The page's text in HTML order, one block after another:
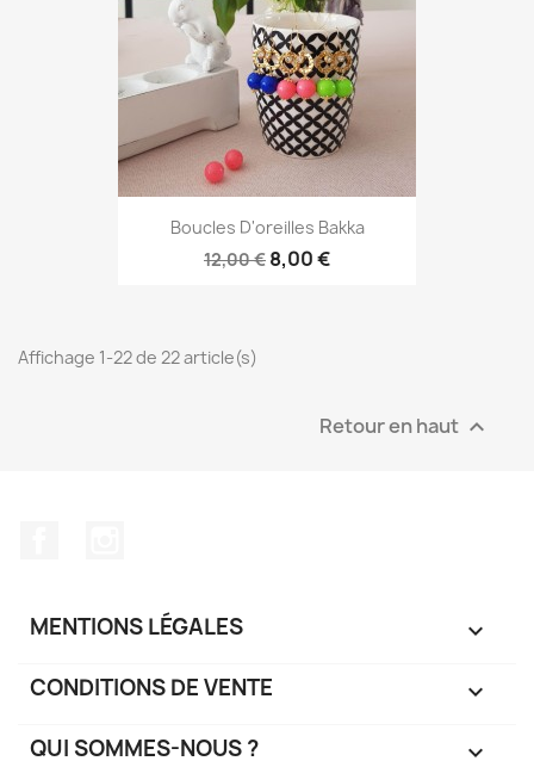
Boucles D'oreilles Bakka
12,00 € 8,00 €
Affichage 1-22 de 22 article(s)
Retour en haut 
MENTIONS LÉGALES 
CONDITIONS DE VENTE 
QUI SOMMES-NOUS ? 